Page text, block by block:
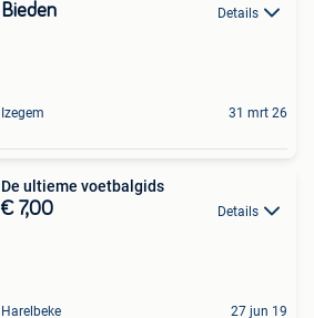
Bieden Details
Izegem 31 mrt 26
De ultieme voetbalgids
€ 7,00 Details
Harelbeke 27 jun 19